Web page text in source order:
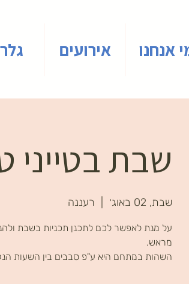
אנחנו אירועים
שבת בטייני
שבת, 02 באוג׳ רעננה
על מנת לאפשר לכם לתכנן תכניות בשבת
השהות במתחם היא ע"פ סבבים בין השעות